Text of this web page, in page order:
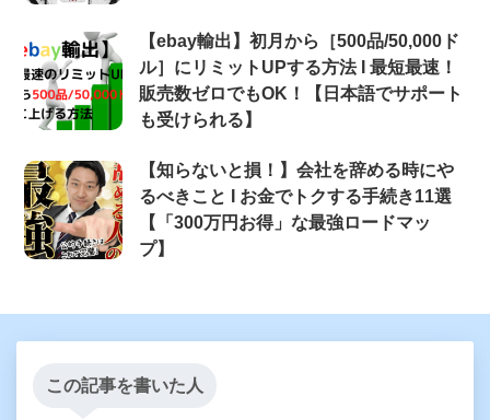
【ebay輸出】初月から［500品/50,000ド
ル］にリミットUPする方法 Ι 最短最速！
販売数ゼロでもOK！【日本語でサポート
も受けられる】
【知らないと損！】会社を辞める時にや
るべきこと Ι お金でトクする手続き11選
【「300万円お得」な最強ロードマッ
プ】
この記事を書いた人